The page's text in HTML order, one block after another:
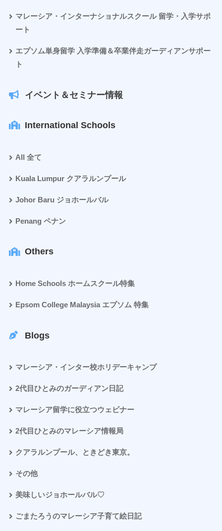
マレーシア・インターナショナルスクール 留学・入学サポ
ート
エプソム単身留学 入学準備＆卒業伴走ガーディアンサポー
ト
イベント＆セミナー情報
International Schools
All 全て
Kuala Lumpur クアラルンプール
Johor Baru ジョホールバル
Penang ペナン
Others
Home Schools ホームスクール特集
Epsom College Malaysia エプソム 特集
Blogs
マレーシア・インター校ホリデーキャンプ
2代目ひとみのガーディアン日記
マレーシア留学に役立つウェビナー
2代目ひとみのマレーシア情報局
クアラルンプール、ときどき東京。
その他
美味しいジョホールバル♡
ごまたろうのマレーシア子育て絵日記